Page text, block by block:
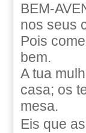
BEM-
nos seus
Pois
bem.
A tua
casa; os
mesa.
Eis que